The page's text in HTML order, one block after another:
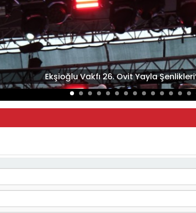
Ekşioğlu Vakfı 26. Ovit Yayla